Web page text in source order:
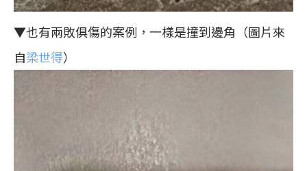
▼也有兩敗俱傷的案例，一樣是撞到邊角（圖片來
自梁世得）